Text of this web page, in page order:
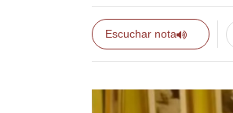
Escuchar nota